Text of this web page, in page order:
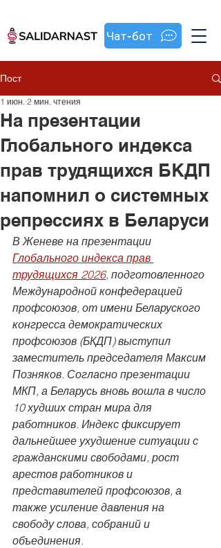
Чат-бот
Пост
На презентации
Глобального индекса
прав трудящихся БКДП
напомнил о системных
репрессиях в Беларуси
1 июн. 2 мин. чтения
В Женеве на презентации
Глобального индекса прав
трудящихся 2026, подготовленного
Международной конфедерацией
профсоюзов, от имени Беларуского
конгресса демократических
профсоюзов (БКДП) выступил
заместитель председателя Максим
Позняков. Согласно презентации
МКП, а Беларусь вновь вошла в число
10 худших стран мира для
работников. Индекс фиксирует
дальнейшее ухудшение ситуации с
гражданскими свободами, рост
арестов работников и
представителей профсоюзов, а
также усиление давления на
свободу слова, собраний и
объединения.